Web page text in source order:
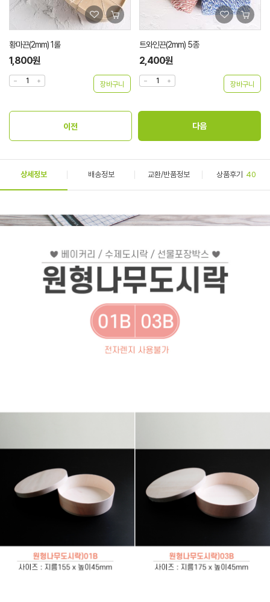
황마끈(2mm) 1롤
1,800원
트와인끈(2mm) 5종
2,400원
상세정보 배송정보 교환/반품정보 상품후기 40